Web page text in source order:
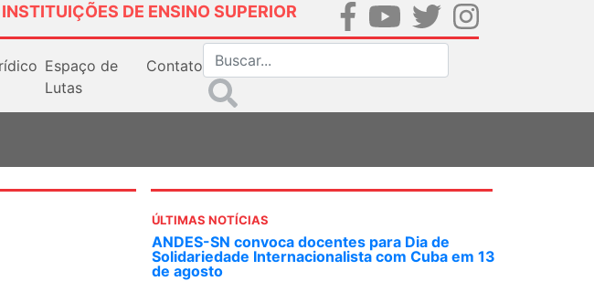
DE ENSINO SUPERIOR
Espaço de
Lutas
Contato
ÚLTIMAS NOTÍCIAS
ANDES-SN convoca docentes para Dia de
Solidariedade Internacionalista com Cuba em 13
de agosto